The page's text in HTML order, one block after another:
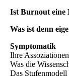
Ist Burnout eine
Was ist denn
Symptomatik
Ihre Assoziationen
Was die
Das Stufenmodell